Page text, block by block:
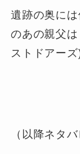
遺跡の奥に
のあの親父
ストドアー
（以降ネタ